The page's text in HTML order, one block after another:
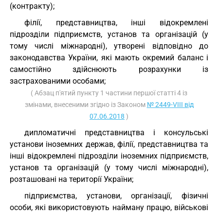
(контракту);
філії, представництва, інші відокремлені
підрозділи підприємств, установ та організацій (у
тому числі міжнародні), утворені відповідно до
законодавства України, які мають окремий баланс і
самостійно здійснюють розрахунки із
застрахованими особами;
( Абзац п'ятий пункту 1 частини першої статті 4 із
змінами, внесеними згідно із Законом № 2449-VIII від
07.06.2018 )
дипломатичні представництва і консульські
установи іноземних держав, філії, представництва та
інші відокремлені підрозділи іноземних підприємств,
установ та організацій (у тому числі міжнародні),
розташовані на території України;
підприємства, установи, організації, фізичні
особи, які використовують найману працю, військові